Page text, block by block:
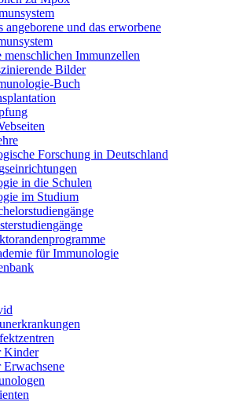
angeborene und das erworbene
menschlichen Immunzellen
Bilder
Buch
Forschung in Deutschland
in die Schulen
im Studium
für Immunologie
Kinder
Erwachsene